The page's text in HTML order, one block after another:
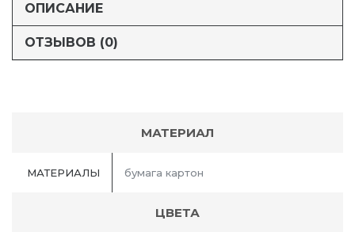
ОПИСАНИЕ
ОТЗЫВОВ (0)
МАТЕРИАЛ
МАТЕРИАЛЫ бумага картон
ЦВЕТА